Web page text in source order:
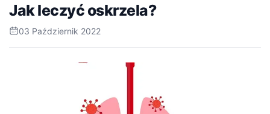
Jak leczyć oskrzela?
03 Październik 2022